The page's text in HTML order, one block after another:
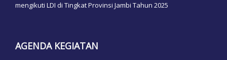
mengikuti LDI di Tingkat Provinsi Jambi Tahun 2025
AGENDA KEGIATAN